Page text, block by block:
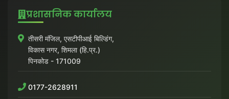
प्रशासनिक कार्यालय
तीसरी मंजिल, एसटीपीआई बिल्डिंग,
विकास नगर, शिमला (हि.प्र.)
पिनकोड - 171009
0177-2628911